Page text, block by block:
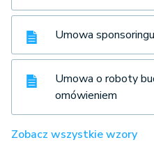
Umowa
Umowa o roboty
omówieniem
Zobacz wszystkie wzory